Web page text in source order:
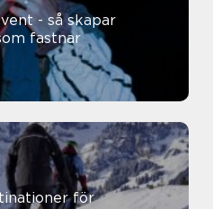
- så skapar
fastnar
för